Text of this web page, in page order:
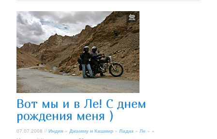
Вот мы и в Ле! С днем
рождения меня )
07.07.2008 //Индия » Джамму и Кашмир »Ладак »Ле » +